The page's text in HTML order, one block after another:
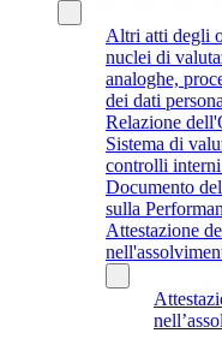
Altri atti degli
nuclei di
analoghe,
dei dati
Relazione
Sistema di
controlli
Documento
sulla
Attestazione